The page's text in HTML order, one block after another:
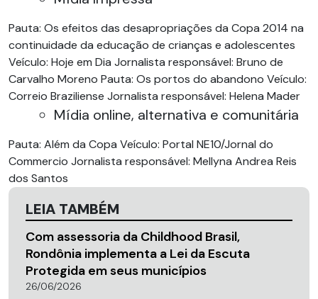
Pauta: Os efeitos das desapropriações da Copa 2014 na
continuidade da educação de crianças e adolescentes
Veículo: Hoje em Dia Jornalista responsável: Bruno de
Carvalho Moreno Pauta: Os portos do abandono Veículo:
Correio Braziliense Jornalista responsável: Helena Mader
Mídia online, alternativa e comunitária
Pauta: Além da Copa Veículo: Portal NE10/Jornal do
Commercio Jornalista responsável: Mellyna Andrea Reis
dos Santos
LEIA TAMBÉM
Com assessoria da Childhood Brasil,
Rondônia implementa a Lei da Escuta
Protegida em seus municípios
26/06/2026